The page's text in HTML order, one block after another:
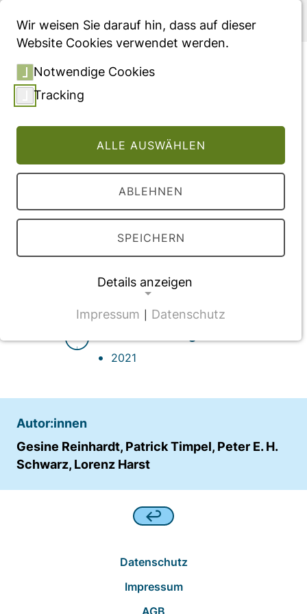
Menü
Long-Term Effects of a
Video-Based Smartphone
App ("VIDEA Bewegt") to
Increase the Physical
Activity of German Adults: A
Single-Armed
Observational Follow-Up
Study
Vollversion des Beitrages
2021
Autor:innen
Gesine Reinhardt, Patrick Timpel, Peter E. H.
Schwarz, Lorenz Harst
Datenschutz
Impressum
AGB
Wir weisen Sie darauf hin, dass auf dieser
Website Cookies verwendet werden.
Notwendige Cookies
Tracking
ALLE AUSWÄHLEN
ABLEHNEN
SPEICHERN
Details anzeigen
NOTWENDIGE COOKIES
CMS Cookie
Anbieter:
Zweck:
Wir werten das Nutzerverhalten mit
Impressum Datenschutz